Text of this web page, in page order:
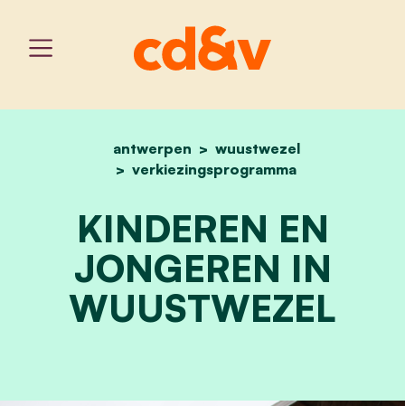
home
antwerpen
wuustwezel
verkiezingsprogramma
kinderen en jongeren in
KINDEREN EN
JONGEREN IN
WUUSTWEZEL